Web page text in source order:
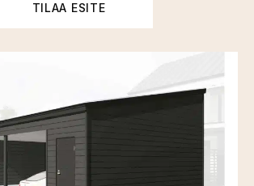
TILAA ESITE